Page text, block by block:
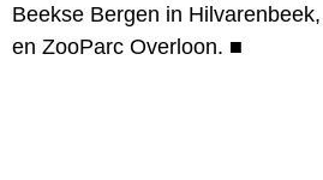
Beekse Bergen in
en ZooParc Overloon. ■